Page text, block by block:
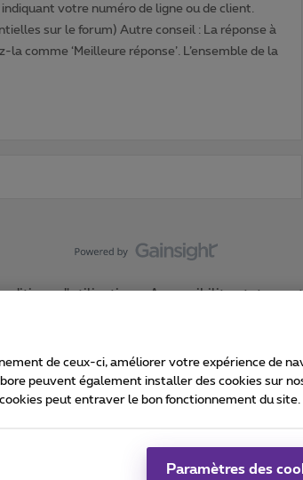
votre numéro de ligne ou de client.
sur le forum) Autre conseil : La réponse à
comme ‘Meilleure réponse’. L’ensemble de la
d'utilisation Accessibility statement
de ceux-ci, améliorer votre expérience de
peuvent également installer des cookies sur
peut entraver le bon fonctionnement du site.
Paramètres des